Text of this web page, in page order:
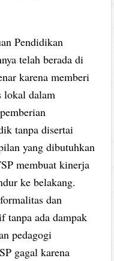
Pendidikan
telah berada di
karena memberi
lokal dalam
tanpa disertai
yang dibutuhkan
membuat kinerja
ke belakang.
dan
tanpa ada dampak
pedagogi
gagal karena